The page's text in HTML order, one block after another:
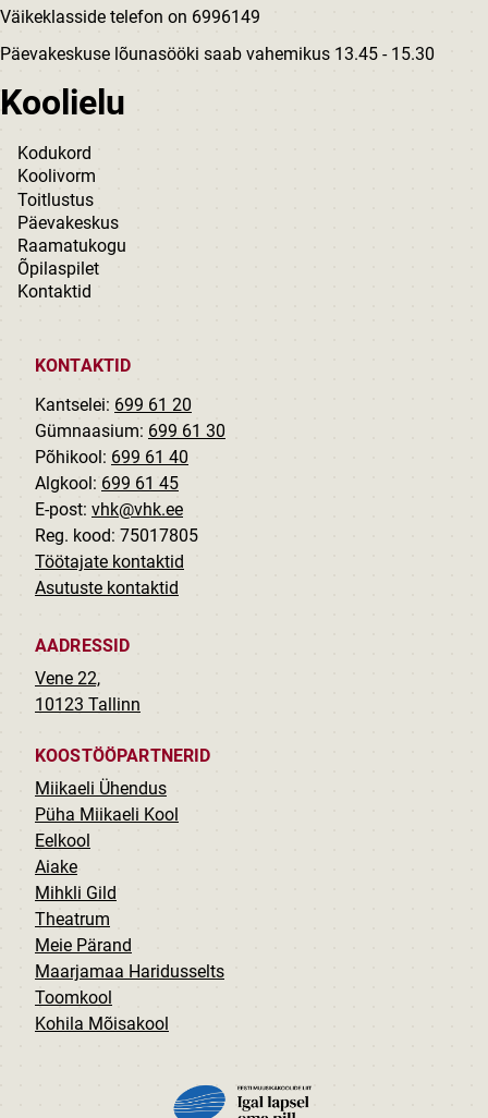
Väikeklasside telefon on 6996149
Päevakeskuse lõunasööki saab vahemikus 13.45 - 15.30
Koolielu
Kodukord
Koolivorm
Toitlustus
Päevakeskus
Raamatukogu
Õpilaspilet
Kontaktid
KONTAKTID
Kantselei: 699 61 20
Gümnaasium: 699 61 30
Põhikool: 699 61 40
Algkool: 699 61 45
E-post: vhk@vhk.ee
Reg. kood: 75017805
Töötajate kontaktid
Asutuste kontaktid
AADRESSID
Vene 22,
10123 Tallinn
KOOSTÖÖPARTNERID
Miikaeli Ühendus
Püha Miikaeli Kool
Eelkool
Aiake
Mihkli Gild
Theatrum
Meie Pärand
Maarjamaa Haridusselts
Toomkool
Kohila Mõisakool
PILT